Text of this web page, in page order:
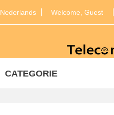
Nederlands Welcome, Guest
CATEGORIE